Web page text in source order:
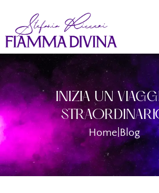
INIZIA UN
Home|Blog